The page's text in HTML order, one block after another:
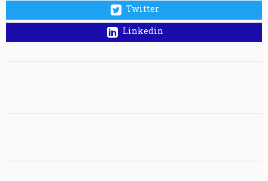
Twitter
Linkedin